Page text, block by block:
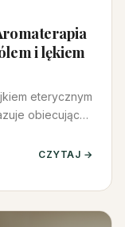
i lękiem
eterycznym
obiecujące
CZYTAJ →